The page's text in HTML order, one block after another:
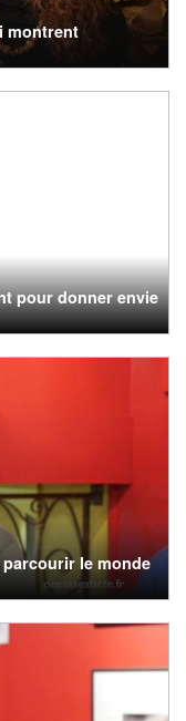
montrent
pour donner envie
le monde